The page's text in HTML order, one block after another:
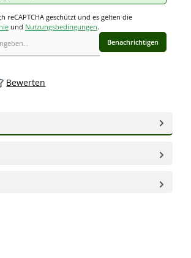
reCAPTCHA geschützt und es gelten die
und Nutzungsbedingungen.
Benachrichtigen
Bewerten